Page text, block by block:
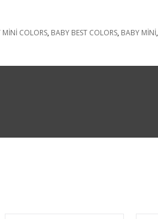
MİNİ COLORS, BABY BEST COLORS, BABY MİNİ,